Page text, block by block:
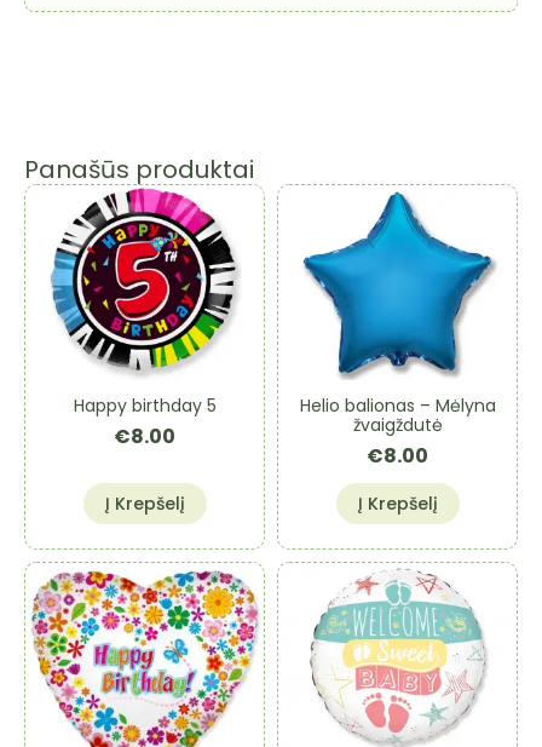
Panašūs produktai
Happy birthday 5
€8.00
Į Krepšelį
Helio balionas – Mėlyna
žvaigždutė
€8.00
Į Krepšelį